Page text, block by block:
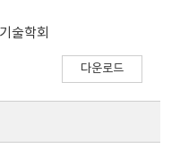
술학회
다운로드